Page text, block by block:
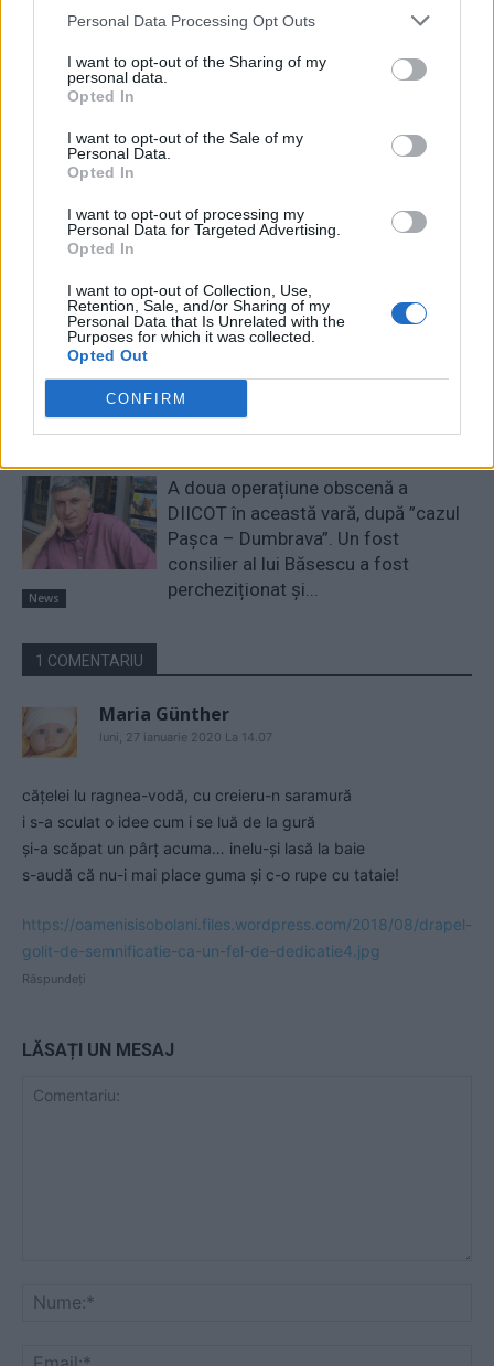
Personal Data Processing Opt Outs
I want to opt-out of the Sharing of my
personal data.
Opted In
I want to opt-out of the Sale of my
Personal Data.
Opted In
I want to opt-out of processing my
Personal Data for Targeted Advertising.
Opted In
I want to opt-out of Collection, Use,
Retention, Sale, and/or Sharing of my
Personal Data that Is Unrelated with the
Purposes for which it was collected.
Opted Out
CONFIRM
RELATED ARTICLES
Comisia Europeană, după ororile
cu atenție modificările aduse legii.
Există riscul unor consecințe
Sabotaj grav al PNRR, de către
tabăra anti-europeană PSD-AUR:
câștigăm niciun kilowatt! Explicațiile
convingătoare ale ministrului
Pîslaru
News
A doua operațiune obscenă a
DIICOT în această vară, după ”cazul
Pașca – Dumbrava”. Un fost
consilier al lui Băsescu a fost
percheziționat și...
1 COMENTARIU
Maria Günther
luni, 27 ianuarie 2020 La 14.07
cățelei lu ragnea-vodă, cu creieru-n saramură
i s-a sculat o idee cum i se luă de la gură
și-a scăpat un pârț acuma… inelu-și lasă la baie
s-audă că nu-i mai place guma și c-o rupe cu tataie!
https://oamenisisobolani.files.wordpress.com/2018/08/drapel-
golit-de-semnificatie-ca-un-fel-de-dedicatie4.jpg
Răspundeți
LĂSAȚI UN MESAJ